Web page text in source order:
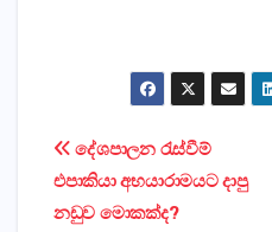
Post
navigation
දේශපාලන රැස්‌වීම්
එපාකියා අභයාරාමයට දාපු
නඩුව මොකක්‌ද?